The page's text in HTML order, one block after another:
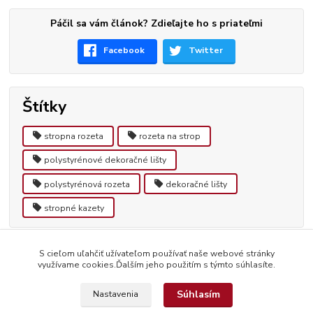
Páčil sa vám článok? Zdieľajte ho s priateľmi
Facebook Twitter
Štítky
stropna rozeta rozeta na strop
polystyrénové dekoračné lišty
polystyrénová rozeta dekoračné lišty
stropné kazety
S cieľom uľahčiť užívateľom používať naše webové stránky
využívame cookies.Ďalším jeho použitím s týmto súhlasíte.
Nastavenia Súhlasím